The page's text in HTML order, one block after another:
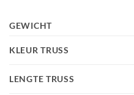
GEWICHT
KLEUR TRUSS
LENGTE TRUSS